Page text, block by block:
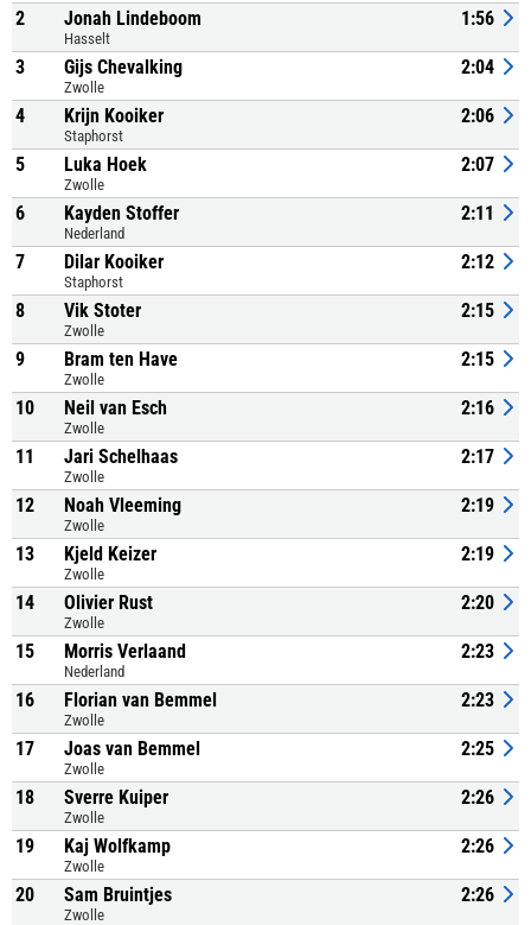
2 Jonah Lindeboom
Hasselt
1:56
3 Gijs Chevalking
Zwolle
2:04
4 Krijn Kooiker
Staphorst
2:06
5 Luka Hoek
Zwolle
2:07
6 Kayden Stoffer
Nederland
2:11
7 Dilar Kooiker
Staphorst
2:12
8 Vik Stoter
Zwolle
2:15
9 Bram ten Have
Zwolle
2:15
10 Neil van Esch
Zwolle
2:16
11 Jari Schelhaas
Zwolle
2:17
12 Noah Vleeming
Zwolle
2:19
13 Kjeld Keizer
Zwolle
2:19
14 Olivier Rust
Zwolle
2:20
15 Morris Verlaand
Nederland
2:23
16 Florian van Bemmel
Zwolle
2:23
17 Joas van Bemmel
Zwolle
2:25
18 Sverre Kuiper
Zwolle
2:26
19 Kaj Wolfkamp
Zwolle
2:26
20 Sam Bruintjes
Zwolle
2:26